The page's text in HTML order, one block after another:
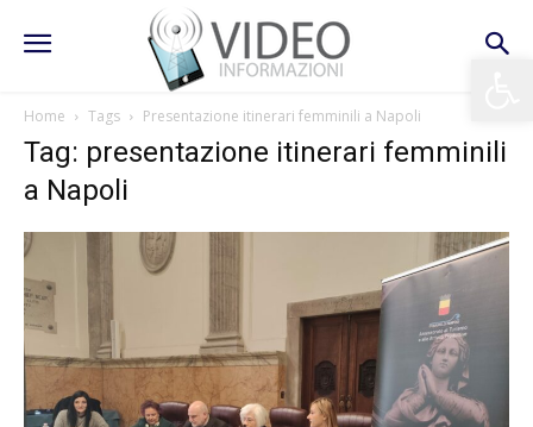
Home Tags Presentazione itinerari femminili a Napoli
Tag: presentazione itinerari femminili
a Napoli